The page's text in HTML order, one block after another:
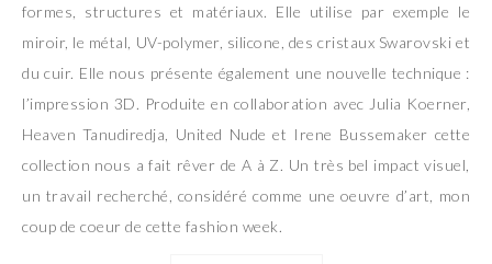
formes, structures et matériaux. Elle utilise par exemple le
miroir, le métal, UV-polymer, silicone, des cristaux Swarovski et
du cuir. Elle nous présente également une nouvelle technique :
l’impression 3D. Produite en collaboration avec Julia Koerner,
Heaven Tanudiredja, United Nude et Irene Bussemaker cette
collection nous a fait rêver de A à Z. Un très bel impact visuel,
un travail recherché, considéré comme une oeuvre d’art, mon
coup de coeur de cette fashion week.